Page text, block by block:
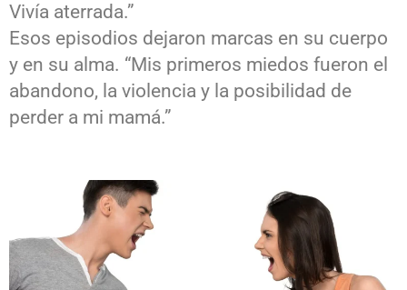
Vivía aterrada.”
Esos episodios dejaron marcas en su cuerpo
y en su alma. “Mis primeros miedos fueron el
abandono, la violencia y la posibilidad de
perder a mi mamá.”